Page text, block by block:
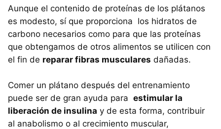
Aunque el contenido de proteínas de los plátanos
es modesto, sí que proporciona los hidratos de
carbono necesarios como para que las proteínas
que obtengamos de otros alimentos se utilicen con
el fin de reparar fibras musculares dañadas.
Comer un plátano después del entrenamiento
puede ser de gran ayuda para estimular la
liberación de insulina y de esta forma, contribuir
al anabolismo o al crecimiento muscular,